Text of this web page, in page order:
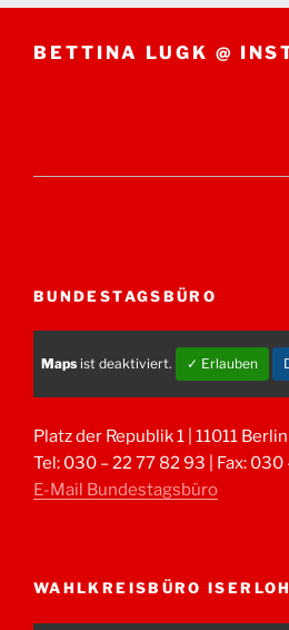
BETTINA LUGK @
BUNDESTAGSBÜRO
Maps ist deaktiviert. ✓ Erlauben
Platz der Republik 1 | 11011 Berlin
Tel: 030 – 22 77 82 93 | Fax: 030
E-Mail Bundestagsbüro
WAHLKREISBÜRO